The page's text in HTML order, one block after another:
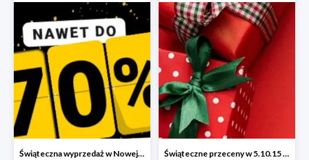
Świąteczna wyprzedaż w Nowej Erze - National Geographic Learning -70% Świąteczne przeceny w 5.10.15 - wszystkie ubrania -60%